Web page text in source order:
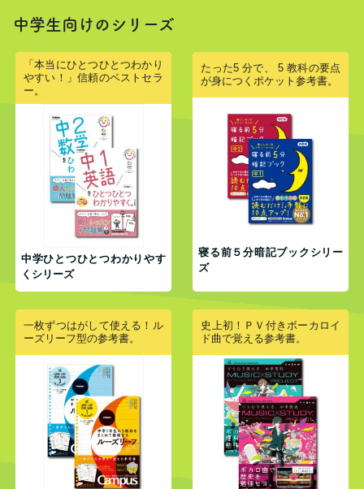
中学生向けのシリーズ
「本当にひとつひとつわかり
やすい！」信頼のベストセラ
ー。
中学ひとつひとつわかりやす
くシリーズ
たった5 分で、 5 教科の要点
が身につくポケット参考書。
寝る前５分暗記ブックシリー
ズ
一枚ずつはがして使える！ル
ーズリーフ型の参考書。
史上初！ＰＶ付きボーカロイ
ド曲で覚える参考書。